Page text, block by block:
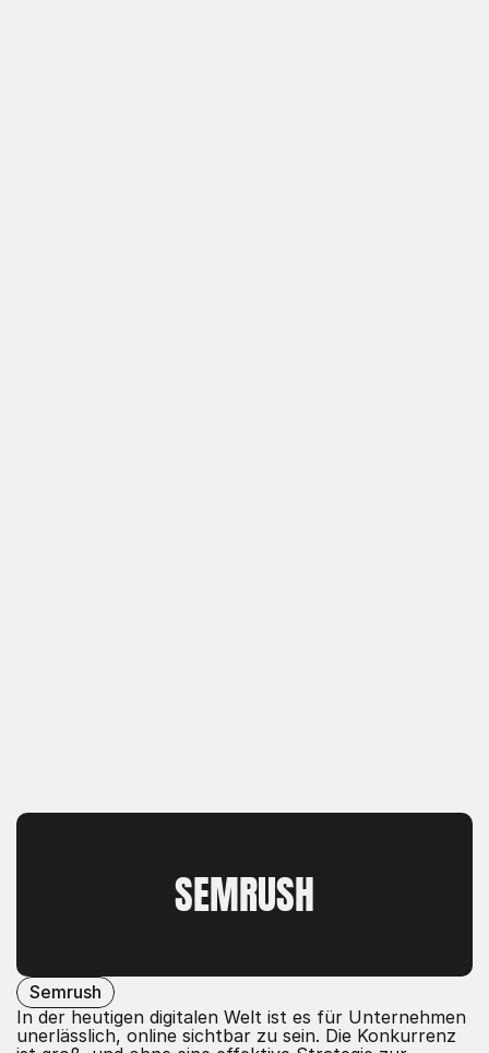
SEMRUSH
Semrush
In der heutigen digitalen Welt ist es für Unternehmen
unerlässlich, online sichtbar zu sein. Die Konkurrenz